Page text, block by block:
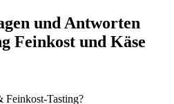
und Antworten
Feinkost und Käse
Feinkost-Tasting?